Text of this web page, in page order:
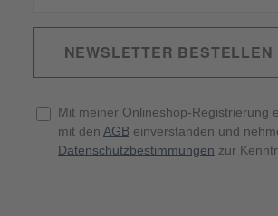
NEWSLETTER BESTELLEN
Mit meiner Onlineshop-Registrierung
mit den AGB einverstanden und
Datenschutzbestimmungen zur